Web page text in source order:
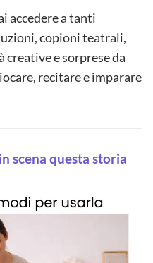
accedere a tanti
copioni teatrali,
e sorprese da
recitare e imparare
scena questa storia